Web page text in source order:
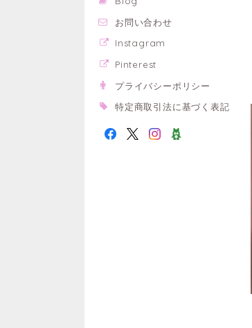
お問い合わせ
Instagram
Pinterest
プライバシーポリシー
特定商取引法に基づく表記